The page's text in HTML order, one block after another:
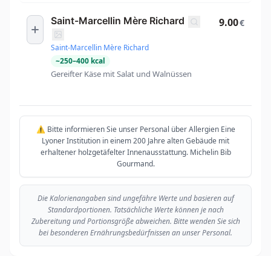
Saint-Marcellin Mère Richard
Saint-Marcellin Mère Richard
~250–400 kcal
Gereifter Käse mit Salat und Walnüssen
9.00€
⚠️ Bitte informieren Sie unser Personal über Allergien Eine
Lyoner Institution in einem 200 Jahre alten Gebäude mit
erhaltener holzgetäfelter Innenausstattung. Michelin Bib
Gourmand.
Die Kalorienangaben sind ungefähre Werte und basieren auf
Standardportionen. Tatsächliche Werte können je nach
Zubereitung und Portionsgröße abweichen. Bitte wenden Sie sich
bei besonderen Ernährungsbedürfnissen an unser Personal.